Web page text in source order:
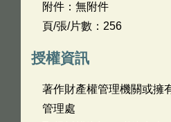
附件：無附件
頁/張/片數：256
授權資訊
著作財產權管理機關或擁
管理處